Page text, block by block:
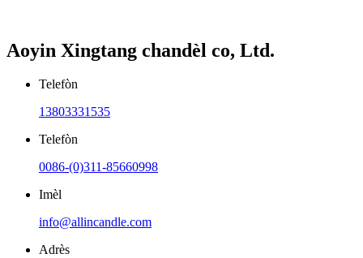
Aoyin Xingtang chandèl co, Ltd.
Telefòn
13803331535
Telefòn
0086-(0)311-85660998
Imèl
info@allincandle.com
Adrès